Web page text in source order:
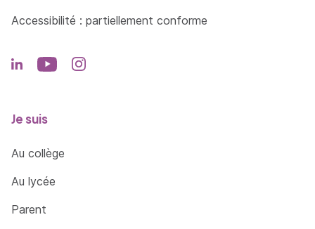
Accessibilité : partiellement conforme
Je suis
Au collège
Au lycée
Parent